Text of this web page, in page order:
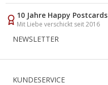
10 Jahre Happy Postcards
Mit Liebe verschickt seit 2016
NEWSLETTER
KUNDESERVICE